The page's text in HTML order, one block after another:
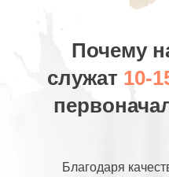
Почему
служат 10-
Благодаря